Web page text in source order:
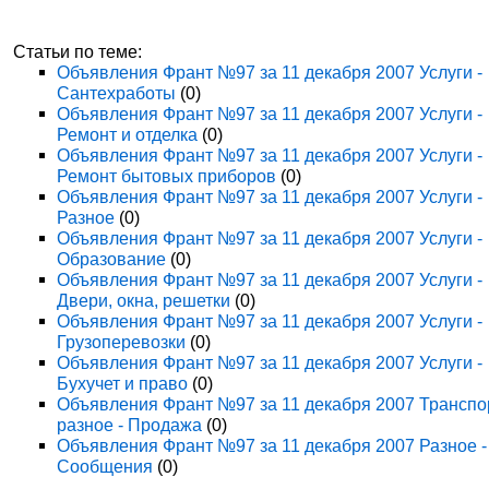
Статьи по теме:
Объявления Франт №97 за 11 декабря 2007 Услуги -
Сантехработы (0)
Объявления Франт №97 за 11 декабря 2007 Услуги -
Ремонт и отделка (0)
Объявления Франт №97 за 11 декабря 2007 Услуги -
Ремонт бытовых приборов (0)
Объявления Франт №97 за 11 декабря 2007 Услуги -
Разное (0)
Объявления Франт №97 за 11 декабря 2007 Услуги -
Образование (0)
Объявления Франт №97 за 11 декабря 2007 Услуги -
Двери, окна, решетки (0)
Объявления Франт №97 за 11 декабря 2007 Услуги -
Грузоперевозки (0)
Объявления Франт №97 за 11 декабря 2007 Услуги -
Бухучет и право (0)
Объявления Франт №97 за 11 декабря 2007
разное - Продажа (0)
Объявления Франт №97 за 11 декабря 2007 Разное -
Сообщения (0)